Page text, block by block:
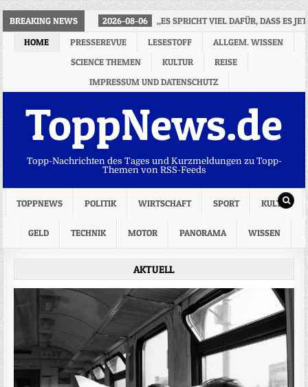
BREAKING NEWS 2026-08-06
„ES SPRICHT VIEL DAFÜR, DASS ES
HOME
PRESSEREVUE LESESTOFF
ALLGEM. WISSEN
SCIENCE THEMEN
KULTUR
REISE
IMPRESSUM UND DATENSCHUTZ
ToppNews.de
Topp-Nachrichten des Tages und Kurzmeldungen zu Topp-
Themen von RSS-Feeds
TOPPNEWS POLITIK WIRTSCHAFT SPORT KULTUR
GELD TECHNIK MOTOR PANORAMA WISSEN
AKTUELL